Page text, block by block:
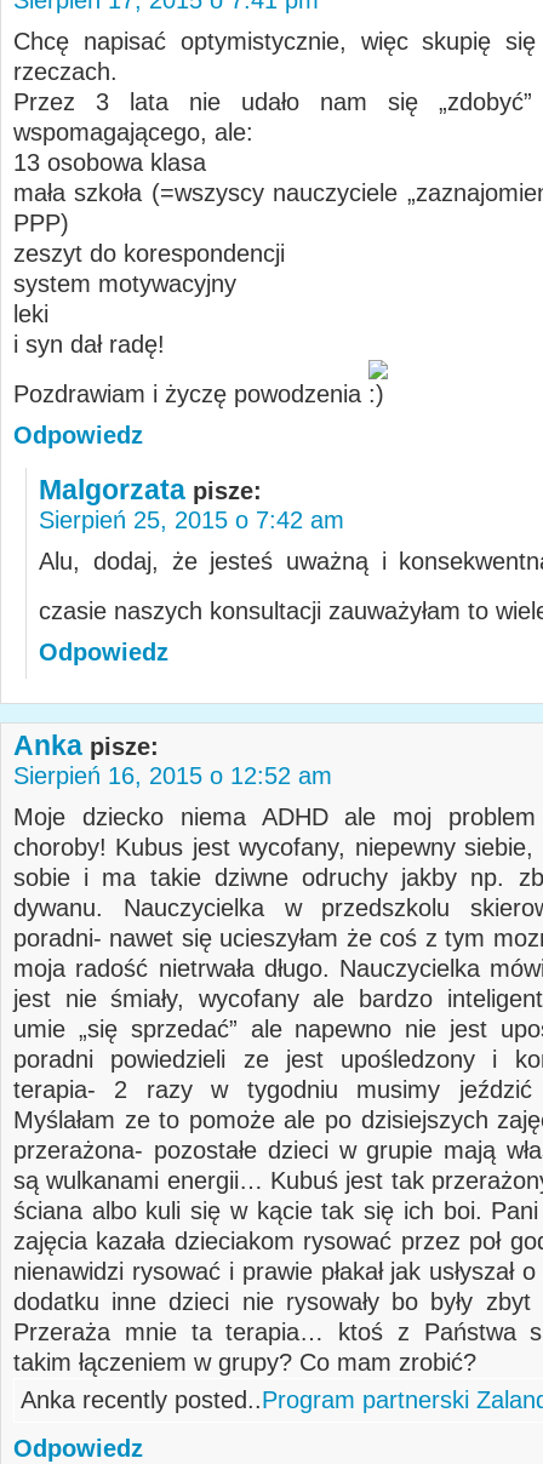
Chcę napisać optymistycznie, więc skupię
rzeczach.
Przez 3 lata nie udało nam się „zdobyć”
wspomagającego, ale:
13 osobowa klasa
mała szkoła (=wszyscy nauczyciele
PPP)
zeszyt do korespondencji
system motywacyjny
leki
i syn dał radę!
Pozdrawiam i życzę powodzenia
Odpowiedz
Malgorzata pisze:
Sierpień 25, 2015 o 7:42 am
Alu, dodaj, że jesteś uważną i
czasie naszych konsultacji zauważyłam to
Odpowiedz
Anka pisze:
Sierpień 16, 2015 o 12:52 am
Moje dziecko niema ADHD ale moj
choroby! Kubus jest wycofany, niepewny siebie,
sobie i ma takie dziwne odruchy jakby np.
dywanu. Nauczycielka w przedszkolu
poradni- nawet się ucieszyłam że coś z tym
moja radość nietrwała długo. Nauczycielka
jest nie śmiały, wycofany ale bardzo
umie „się sprzedać” ale napewno nie jest
poradni powiedzieli ze jest upośledzony i
terapia- 2 razy w tygodniu musimy
Myślałam ze to pomoże ale po dzisiejszych
przerażona- pozostałe dzieci w grupie mają
są wulkanami energii… Kubuś jest tak
ściana albo kuli się w kącie tak się ich boi.
zajęcia kazała dzieciakom rysować przez poł
nienawidzi rysować i prawie płakał jak usłyszał
dodatku inne dzieci nie rysowały bo były zbyt
Przeraża mnie ta terapia… ktoś z Państwa
takim łączeniem w grupy? Co mam zrobić?
Anka recently posted..Program partnerski
Odpowiedz